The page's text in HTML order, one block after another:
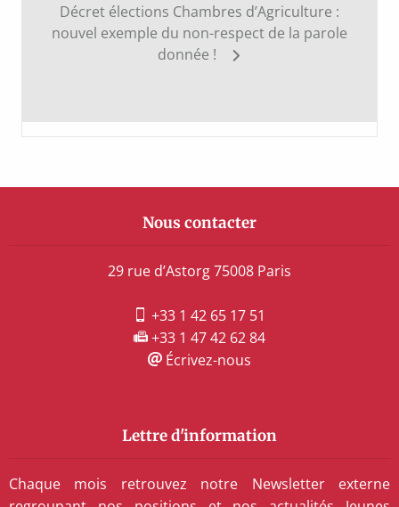
Décret élections Chambres d’Agriculture :
nouvel exemple du non-respect de la parole
donnée !
Nous contacter
29 rue d’Astorg 75008 Paris
+33 1 42 65 17 51
+33 1 47 42 62 84
Écrivez-nous
Lettre d'information
Chaque mois retrouvez notre Newsletter externe